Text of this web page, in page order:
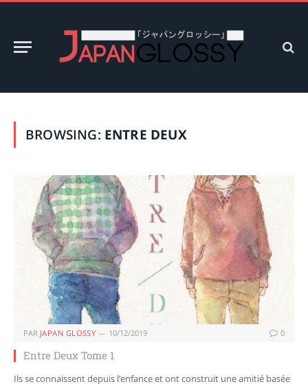
BROWSING: ENTRE DEUX
PAR JAPAN GLOSSY 10/12/2019 0
Entre Deux Tome 1
Ils se connaissent depuis l’enfance et ont construit une amitié basée